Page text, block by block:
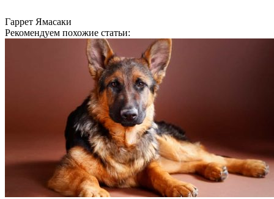
Гаррет Ямасаки
Рекомендуем похожие статьи: